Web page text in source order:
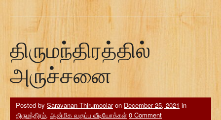
திருமந்திரத்தில்
அருச்சனை
Posted by Saravanan Thirumoolaron December 25, 2021 in
திருமந்திரம், ஆன்மிக வகுப்பு வீடியோக்கள் 0 Comment